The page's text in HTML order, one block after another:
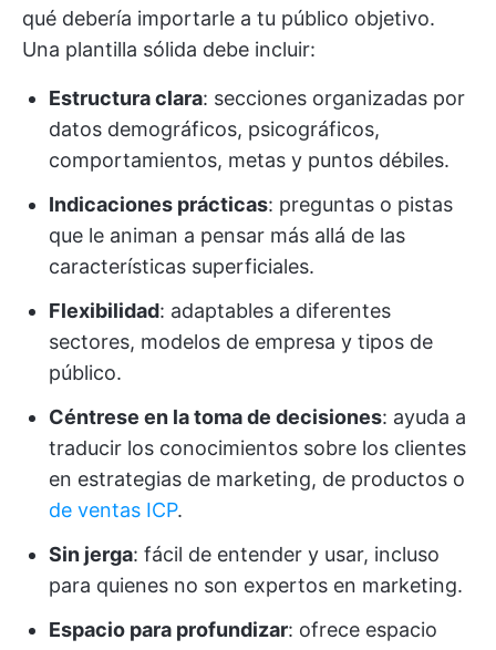
qué debería importarle a tu público objetivo.
Una plantilla sólida debe incluir:
Estructura clara: secciones organizadas por
datos demográficos, psicográficos,
comportamientos, metas y puntos débiles.
Indicaciones prácticas: preguntas o pistas
que le animan a pensar más allá de las
características superficiales.
Flexibilidad: adaptables a diferentes
sectores, modelos de empresa y tipos de
público.
Céntrese en la toma de decisiones: ayuda a
traducir los conocimientos sobre los clientes
en estrategias de marketing, de productos o
de ventas ICP.
Sin jerga: fácil de entender y usar, incluso
para quienes no son expertos en marketing.
Espacio para profundizar: ofrece espacio